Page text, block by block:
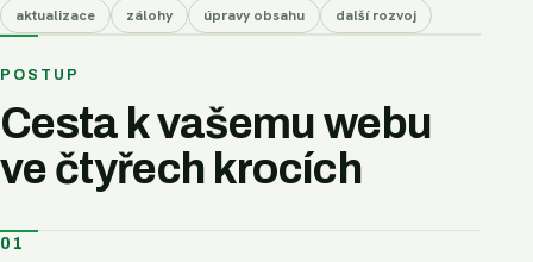
aktualizace zálohy úpravy obsahu další rozvoj
POSTUP
Cesta k vašemu webu
ve čtyřech krocích
01